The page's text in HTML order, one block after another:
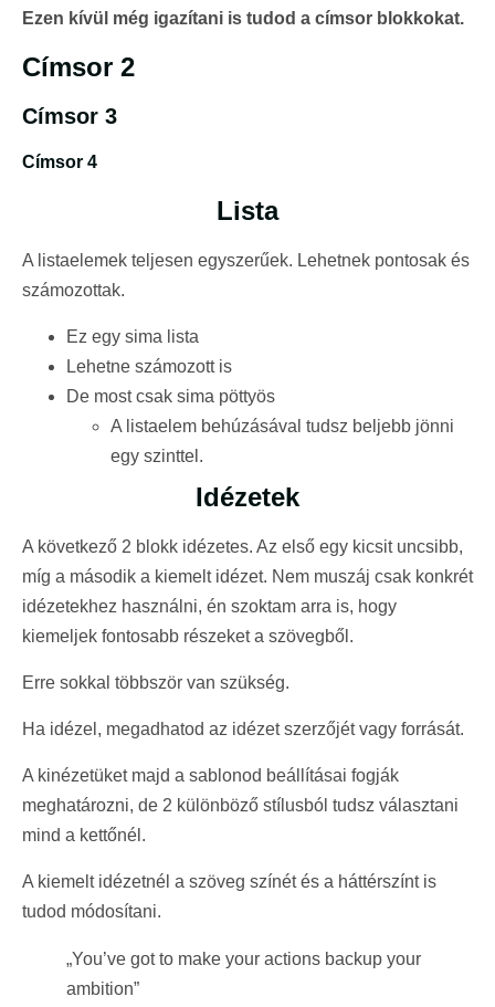
Ezen kívül még igazítani is tudod a címsor blokkokat.
Címsor 2
Címsor 3
Címsor 4
Lista
A listaelemek teljesen egyszerűek. Lehetnek pontosak és
számozottak.
Ez egy sima lista
Lehetne számozott is
De most csak sima pöttyös
A listaelem behúzásával tudsz beljebb jönni
egy szinttel.
Idézetek
A következő 2 blokk idézetes. Az első egy kicsit uncsibb,
míg a második a kiemelt idézet. Nem muszáj csak konkrét
idézetekhez használni, én szoktam arra is, hogy
kiemeljek fontosabb részeket a szövegből.
Erre sokkal többször van szükség.
Ha idézel, megadhatod az idézet szerzőjét vagy forrását.
A kinézetüket majd a sablonod beállításai fogják
meghatározni, de 2 különböző stílusból tudsz választani
mind a kettőnél.
A kiemelt idézetnél a szöveg színét és a háttérszínt is
tudod módosítani.
„You’ve got to make your actions backup your
ambition”